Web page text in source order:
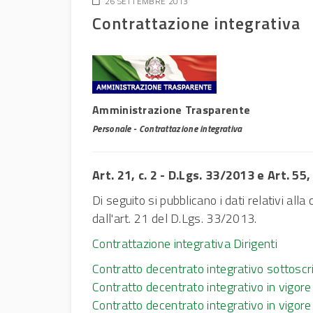
Contrattazione integrativa
Amministrazione Trasparente
Personale - Contrattazione integrativa
Art. 21, c. 2 - D.Lgs. 33/2013 e Art.
Di seguito si pubblicano i dati relativi alla
dall'art. 21 del D.Lgs. 33/2013.
Contrattazione integrativa Dirigenti
Contratto decentrato integrativo
Contratto decentrato integrativo in
Contratto decentrato integrativo in